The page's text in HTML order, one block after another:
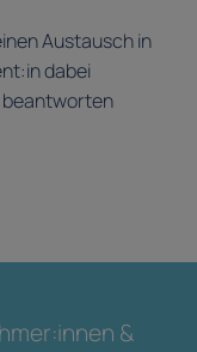
Austausch in
dabei
beantworten
&